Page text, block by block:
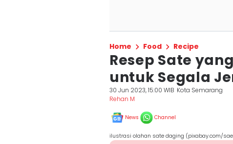
Home Food Recipe
Resep Sate
untuk Segala
30 Jun 2023, 15:00 WIB Kota Semarang
Rehan M
News Channel
ilustrasi olahan sate daging (pixabay.com/